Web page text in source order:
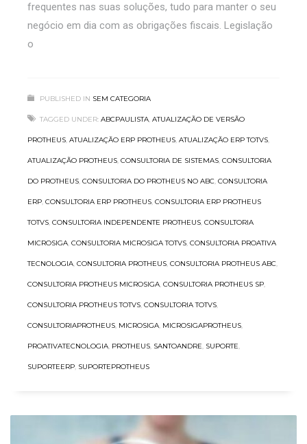
frequentes nas suas soluções, tudo para manter o seu
negócio em dia com as obrigações fiscais. Legislação
o
PUBLISHED IN SEM CATEGORIA
TAGGED UNDER: ABCPAULISTA, ATUALIZAÇÃO DE VERSÃO
PROTHEUS, ATUALIZAÇÃO ERP PROTHEUS, ATUALIZAÇÃO ERP TOTVS,
ATUALIZAÇÃO PROTHEUS, CONSULTORIA DE SISTEMAS, CONSULTORIA
DO PROTHEUS, CONSULTORIA DO PROTHEUS NO ABC, CONSULTORIA
ERP, CONSULTORIA ERP PROTHEUS, CONSULTORIA ERP PROTHEUS
TOTVS, CONSULTORIA INDEPENDENTE PROTHEUS, CONSULTORIA
MICROSIGA, CONSULTORIA MICROSIGA TOTVS, CONSULTORIA PROATIVA
TECNOLOGIA, CONSULTORIA PROTHEUS, CONSULTORIA PROTHEUS ABC,
CONSULTORIA PROTHEUS MICROSIGA, CONSULTORIA PROTHEUS SP,
CONSULTORIA PROTHEUS TOTVS, CONSULTORIA TOTVS,
CONSULTORIAPROTHEUS, MICROSIGA, MICROSIGAPROTHEUS,
PROATIVATECNOLOGIA, PROTHEUS, SANTOANDRE, SUPORTE,
SUPORTEERP, SUPORTEPROTHEUS